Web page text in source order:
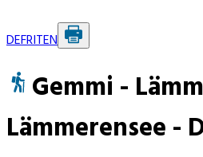
DEFRITEN
Gemmi -
Lämmerensee -